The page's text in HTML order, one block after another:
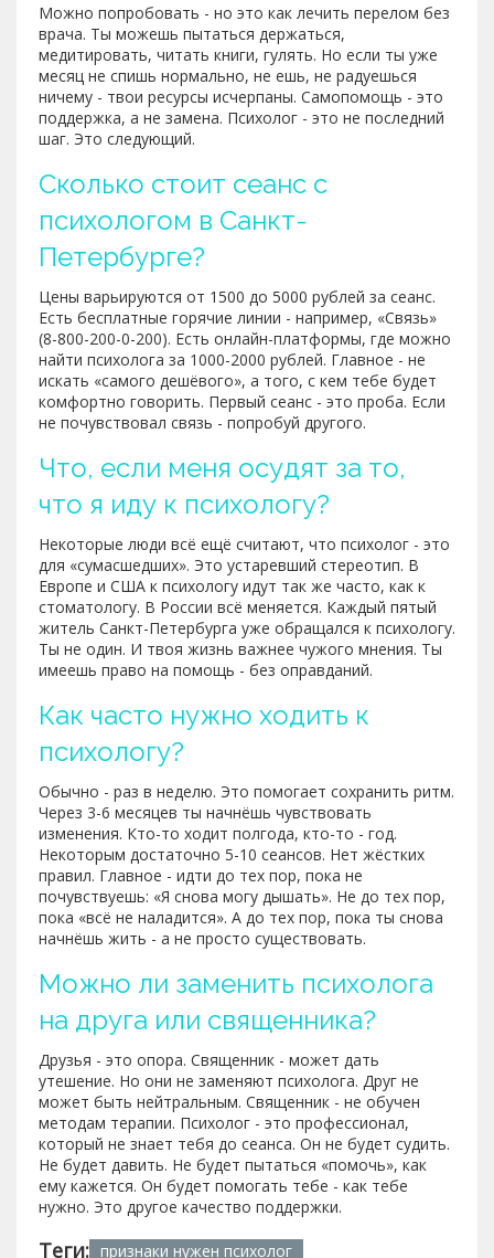
Можно попробовать - но это как лечить перелом без
врача. Ты можешь пытаться держаться,
медитировать, читать книги, гулять. Но если ты уже
месяц не спишь нормально, не ешь, не радуешься
ничему - твои ресурсы исчерпаны. Самопомощь - это
поддержка, а не замена. Психолог - это не последний
шаг. Это следующий.
Сколько стоит сеанс с
психологом в Санкт-
Петербурге?
Цены варьируются от 1500 до 5000 рублей за сеанс.
Есть бесплатные горячие линии - например, «Связь»
(8-800-200-0-200). Есть онлайн-платформы, где можно
найти психолога за 1000-2000 рублей. Главное - не
искать «самого дешёвого», а того, с кем тебе будет
комфортно говорить. Первый сеанс - это проба. Если
не почувствовал связь - попробуй другого.
Что, если меня осудят за то,
что я иду к психологу?
Некоторые люди всё ещё считают, что психолог - это
для «сумасшедших». Это устаревший стереотип. В
Европе и США к психологу идут так же часто, как к
стоматологу. В России всё меняется. Каждый пятый
житель Санкт-Петербурга уже обращался к психологу.
Ты не один. И твоя жизнь важнее чужого мнения. Ты
имеешь право на помощь - без оправданий.
Как часто нужно ходить к
психологу?
Обычно - раз в неделю. Это помогает сохранить ритм.
Через 3-6 месяцев ты начнёшь чувствовать
изменения. Кто-то ходит полгода, кто-то - год.
Некоторым достаточно 5-10 сеансов. Нет жёстких
правил. Главное - идти до тех пор, пока не
почувствуешь: «Я снова могу дышать». Не до тех пор,
пока «всё не наладится». А до тех пор, пока ты снова
начнёшь жить - а не просто существовать.
Можно ли заменить психолога
на друга или священника?
Друзья - это опора. Священник - может дать
утешение. Но они не заменяют психолога. Друг не
может быть нейтральным. Священник - не обучен
методам терапии. Психолог - это профессионал,
который не знает тебя до сеанса. Он не будет судить.
Не будет давить. Не будет пытаться «помочь», как
ему кажется. Он будет помогать тебе - как тебе
нужно. Это другое качество поддержки.
Теги: признаки нужен психолог